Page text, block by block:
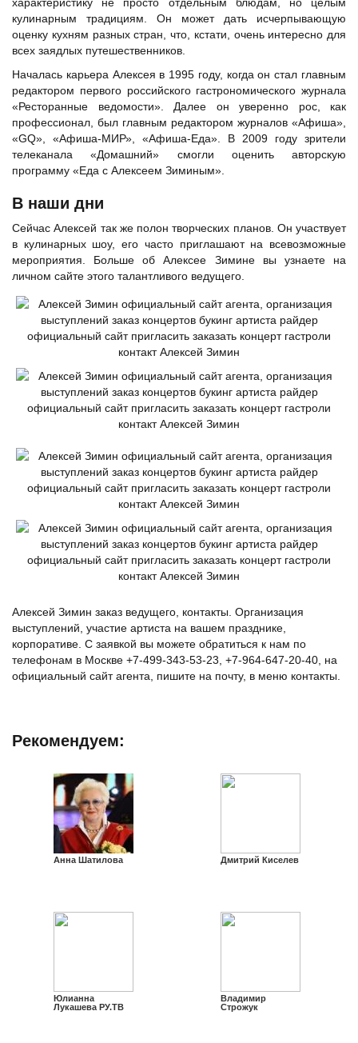
кулинарным традициям. Он может дать исчерпывающую
оценку кухням разных стран, что, кстати, очень интересно для
всех заядлых путешественников.
Началась карьера Алексея в 1995 году, когда он стал главным
редактором первого российского гастрономического журнала
«Ресторанные ведомости». Далее он уверенно рос, как
профессионал, был главным редактором журналов «Афиша»,
«GQ», «Афиша-МИР», «Афиша-Еда». В 2009 году зрители
телеканала «Домашний» смогли оценить авторскую
программу «Еда с Алексеем Зиминым».
В наши дни
Сейчас Алексей так же полон творческих планов. Он участвует
в кулинарных шоу, его часто приглашают на всевозможные
мероприятия. Больше об Алексее Зимине вы узнаете на
личном сайте этого талантливого ведущего.
Алексей Зимин заказ ведущего, контакты. Организация
выступлений, участие артиста на вашем празднике,
корпоративе. С заявкой вы можете обратиться к нам по
телефонам в Москве +7-499-343-53-23, +7-964-647-20-40, на
официальный сайт агента, пишите на почту, в меню контакты.
Рекомендуем:
Анна Шатилова Дмитрий Киселев
Юлианна
Лукашева РУ.ТВ
Владимир
Строжук